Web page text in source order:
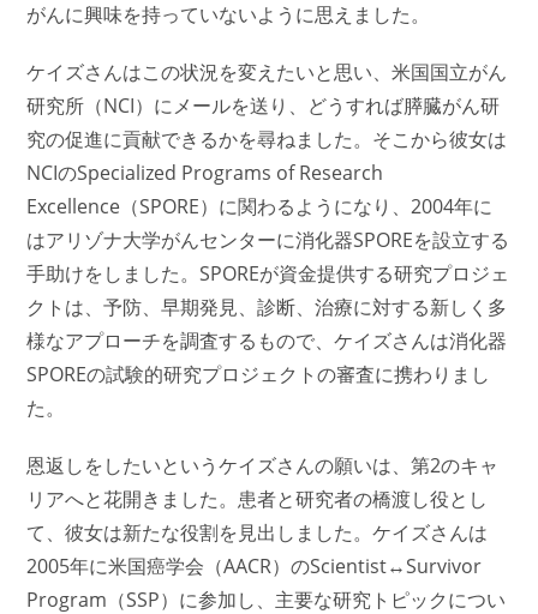
がんに興味を持っていないように思えました。
ケイズさんはこの状況を変えたいと思い、米国国立がん
研究所（NCI）にメールを送り、どうすれば膵臓がん研
究の促進に貢献できるかを尋ねました。そこから彼女は
NCIのSpecialized Programs of Research
Excellence（SPORE）に関わるようになり、2004年に
はアリゾナ大学がんセンターに消化器SPOREを設立する
手助けをしました。SPOREが資金提供する研究プロジェ
クトは、予防、早期発見、診断、治療に対する新しく多
様なアプローチを調査するもので、ケイズさんは消化器
SPOREの試験的研究プロジェクトの審査に携わりまし
た。
恩返しをしたいというケイズさんの願いは、第2のキャ
リアへと花開きました。患者と研究者の橋渡し役とし
て、彼女は新たな役割を見出しました。ケイズさんは
2005年に米国癌学会（AACR）のScientist↔Survivor
Program（SSP）に参加し、主要な研究トピックについ